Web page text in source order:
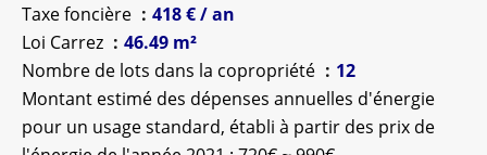
Taxe foncière
418 € / an
Loi Carrez
46.49 m²
Nombre de lots dans la copropriété
12
Montant estimé des dépenses annuelles d'énergie
pour un usage standard, établi à partir des prix de